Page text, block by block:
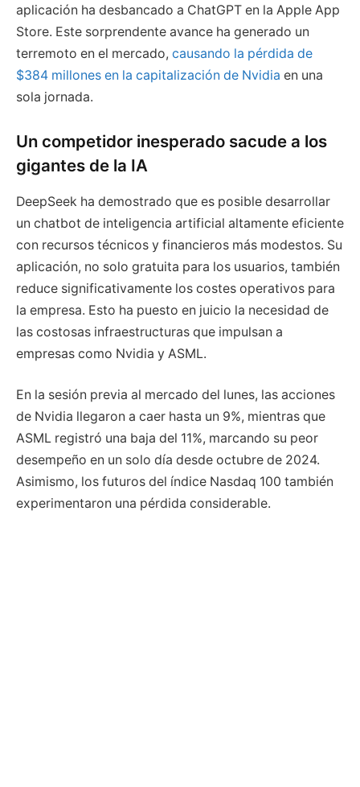
aplicación ha desbancado a ChatGPT en la Apple App
Store. Este sorprendente avance ha generado un
terremoto en el mercado, causando la pérdida de
$384 millones en la capitalización de Nvidia en una
sola jornada.
Un competidor inesperado sacude a los
gigantes de la IA
DeepSeek ha demostrado que es posible desarrollar
un chatbot de inteligencia artificial altamente eficiente
con recursos técnicos y financieros más modestos. Su
aplicación, no solo gratuita para los usuarios, también
reduce significativamente los costes operativos para
la empresa. Esto ha puesto en juicio la necesidad de
las costosas infraestructuras que impulsan a
empresas como Nvidia y ASML.
En la sesión previa al mercado del lunes, las acciones
de Nvidia llegaron a caer hasta un 9%, mientras que
ASML registró una baja del 11%, marcando su peor
desempeño en un solo día desde octubre de 2024.
Asimismo, los futuros del índice Nasdaq 100 también
experimentaron una pérdida considerable.